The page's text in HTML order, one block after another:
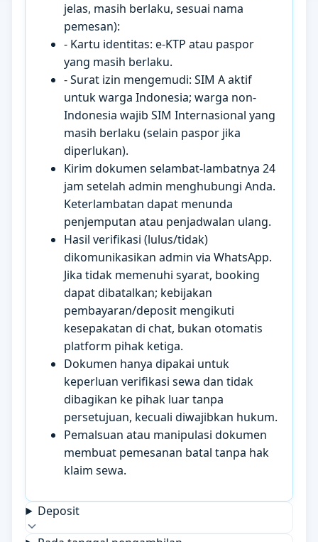
jelas, masih berlaku, sesuai nama
pemesan):
- Kartu identitas: e-KTP atau paspor
yang masih berlaku.
- Surat izin mengemudi: SIM A aktif
untuk warga Indonesia; warga non-
Indonesia wajib SIM Internasional yang
masih berlaku (selain paspor jika
diperlukan).
Kirim dokumen selambat-lambatnya 24
jam setelah admin menghubungi Anda.
Keterlambatan dapat menunda
penjemputan atau penjadwalan ulang.
Hasil verifikasi (lulus/tidak)
dikomunikasikan admin via WhatsApp.
Jika tidak memenuhi syarat, booking
dapat dibatalkan; kebijakan
pembayaran/deposit mengikuti
kesepakatan di chat, bukan otomatis
platform pihak ketiga.
Dokumen hanya dipakai untuk
keperluan verifikasi sewa dan tidak
dibagikan ke pihak luar tanpa
persetujuan, kecuali diwajibkan hukum.
Pemalsuan atau manipulasi dokumen
membuat pemesanan batal tanpa hak
klaim sewa.
Deposit